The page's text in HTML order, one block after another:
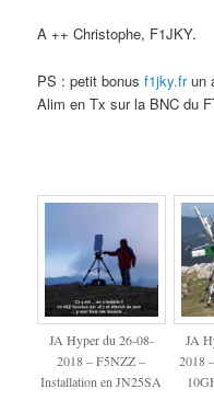
A ++ Christophe, F1JKY.
PS : petit bonusf1jky.frun
Alim en Tx sur la BNC du
JA Hyper du 26-08-
2018 – F5NZZ –
Installation en JN25SA
JA
2018